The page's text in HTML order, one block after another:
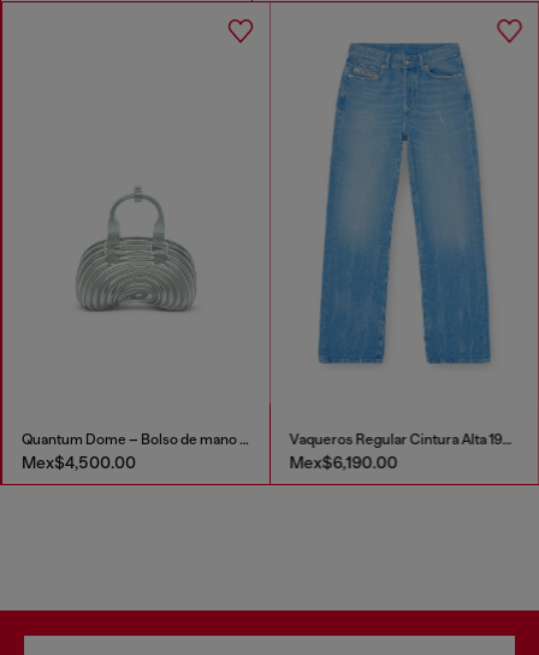
Quantum Dome – Bolso de mano en Melflex®
Mex$4,500.00
Vaqueros Regular Cintura Alta 1971 D-Sent
Mex$6,190.00